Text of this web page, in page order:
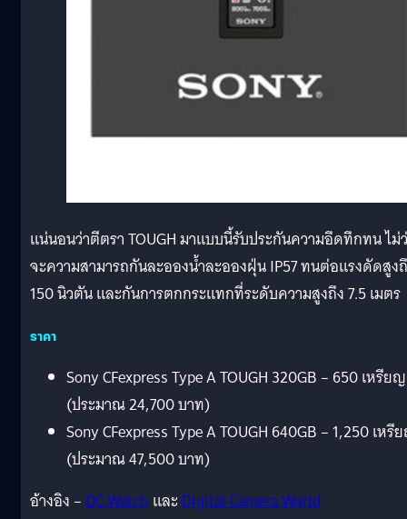
แน่นอนว่าตีตรา TOUGH มาแบบนี้รับประกันความอึดทึกทน ไม่
จะความสามารถกันละอองน้ำละอองฝุ่น IP57 ทนต่อแรงดัดสูง
150 นิวตัน และกันการตกกระแทกที่ระดับความสูงถึง 7.5 เมตร
ราคา
Sony CFexpress Type A TOUGH 320GB – 650 เหรียญ
(ประมาณ 24,700 บาท)
Sony CFexpress Type A TOUGH 640GB – 1,250 เหรี
(ประมาณ 47,500 บาท)
อ้างอิง –DC.WatchและDigital Camera World